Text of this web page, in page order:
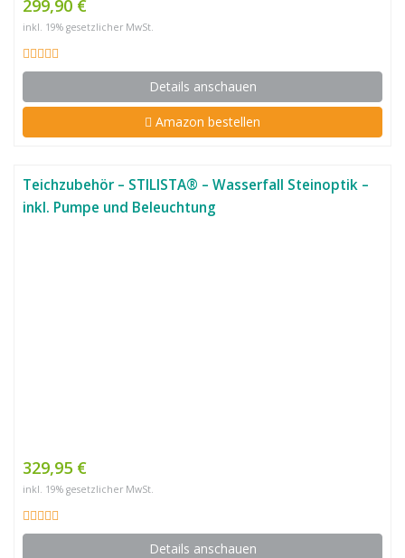
299,90 €
inkl. 19% gesetzlicher MwSt.
Details anschauen
Amazon bestellen
Teichzubehör – STILISTA® – Wasserfall Steinoptik –
inkl. Pumpe und Beleuchtung
329,95 €
inkl. 19% gesetzlicher MwSt.
Details anschauen